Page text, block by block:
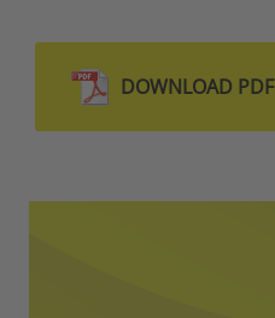
DOWNLOAD PDF